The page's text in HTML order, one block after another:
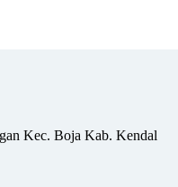
Kec. Boja Kab. Kendal